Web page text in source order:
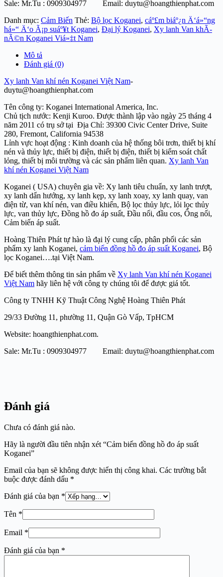
Sale: Mr.Tu : 0909304977 Email: duytu@hoangthienphat.com
Danh mục: Cảm Biến Thẻ: Bộ lọc Koganei, cáº£m biáº¿n Ä‘á»“ng
há»“ Ä‘o Ã¡p suáº¥t Koganei, Đại lý Koganei, Xy lanh Van khÃ­
nÃ©n Koganei Viá»‡t Nam
Mô tả
Đánh giá (0)
Xy lanh Van khí nén Koganei Việt Nam-
duytu@hoangthienphat.com
Tên công ty: Koganei International America, Inc.
Chủ tịch nước: Kenji Kuroo. Được thành lập vào ngày 25 tháng 4
năm 2011 có trụ sở tại Địa Chỉ: 39300 Civic Center Drive, Suite
280, Fremont, California 94538
Lỉnh vực hoạt động : Kinh doanh của hệ thống bôi trơn, thiết bị khí
nén và thủy lực, thiết bị điện, thiết bị điện, thiết bị kiểm soát chất
lỏng, thiết bị môi trường và các sản phẩm liên quan. Xy lanh Van
khí nén Koganei Việt Nam
Koganei ( USA) chuyên gia về: Xy lanh tiêu chuẩn, xy lanh trượt,
xy lanh dẩn hướng, xy lanh kẹp, xy lanh xoay, xy lanh quay, van
điện từ, van khí nén, van điều khiển, Bộ lọc thủy lực, lỏi lọc thủy
lực, van thủy lực, Đồng hồ đo áp suất, Đầu nối, đầu cos, Ống nối,
Cảm biến áp suất.
Hoàng Thiên Phát tự hào là đại lý cung cấp, phân phối các sản
phẩm xy lanh Koganei, cảm biến đồng hồ đo áp suất Koganei, Bộ
lọc Koganei….tại Việt Nam.
Để biết thêm thông tin sản phẩm về Xy lanh Van khí nén Koganei
Việt Nam hãy liên hệ với công ty chúng tôi để được giá tốt.
Công ty TNHH Kỹ Thuật Công Nghệ Hoàng Thiên Phát
29/33 Đường 11, phường 11, Quận Gò Vấp, TpHCM
Website: hoangthienphat.com.
Sale: Mr.Tu : 0909304977 Email: duytu@hoangthienphat.com
Đánh giá
Chưa có đánh giá nào.
Hãy là người đầu tiên nhận xét “Cảm biến đồng hồ đo áp suất
Koganei”
Email của bạn sẽ không được hiển thị công khai. Các trường bắt
buộc được đánh dấu *
Đánh giá của bạn *
Tên *
Email *
Đánh giá của bạn *